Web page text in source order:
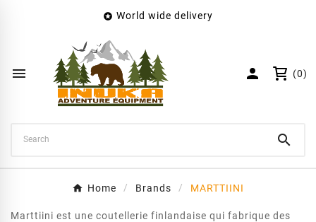
 World wide delivery
  (0)

Home Brands MARTTIINI
Marttiini est une coutellerie finlandaise qui fabrique des
Wishlist name